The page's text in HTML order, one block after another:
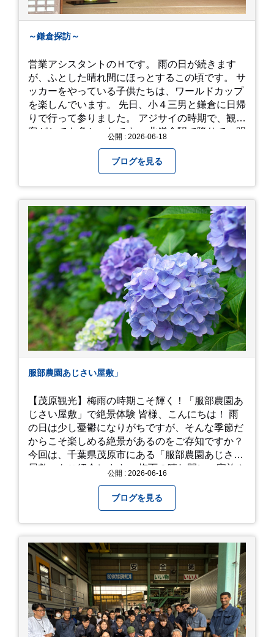
～鎌倉探訪～
営業アシスタントのＨです。 雨の日が続きます
が、ふとした晴れ間にほっとするこの頃です。 サ
ッカーをやっている子供たちは、ワールドカップ
を楽しんでいます。 先日、小４三男と鎌倉に日帰
りで行って参りました。 アジサイの時期で、観光
客がとても多かったです。 北鎌倉駅で降りて、明
器を購入⇒お昼ご飯⇒鶴岡八幡宮⇒江ノ電で大仏
へ。 江ノ島は時間切れで断念！ 明月院のアジサ
イは白にフチが紫のが特に素敵だと思いました。
中１次男が小学校の修学旅行で鎌倉に行った時に
お昼を食べてお勧めという「玉子焼おざわ」のだ
し巻き卵はとてもおいしかったです。 鶴岡八幡宮
のハスは時期が早かったですが、来月は見事だろ
うなぁ。 それでは、皆さん、梅雨冷えの日もござ
いますが、お元気でお過ごし下さい。
公開 : 2026-06-18
ブログを見る
服部農園あじさい屋敷」
【茂原観光】梅雨の時期こそ輝く！「服部農園あ
じさい屋敷」で絶景体験 皆様、こんにちは！ 雨
の日は少し憂鬱になりがちですが、そんな季節だ
からこそ楽しめる絶景があるのをご存知ですか？
今回は、千葉県茂原市にある「服部農園あじさい
屋敷」をご紹介します。 梅雨の晴れ間に、家族や
め尽くす「あじさい」 服部農園あじさい屋敷の魅
力は、なんといってもそのスケール感。約18,000
平方メートルの広大な敷地に、なんと250種類以
上・約20,000株ものアジサイが植えられていま
す。 山肌を埋め尽くすように咲き誇るブルー、ピ
ンク、紫のアジサイは圧巻の一言。 歩道が整備さ
れているので、アジサイの中に囲まれるような感
覚で散策を楽しめます。 写真好きにはたまらない
「フォトジェニック」な景色 あじさい屋敷は、ど
こを切り取っても絵になる場所ばかり。 高い場所
公開 : 2026-06-16
ブログを見る